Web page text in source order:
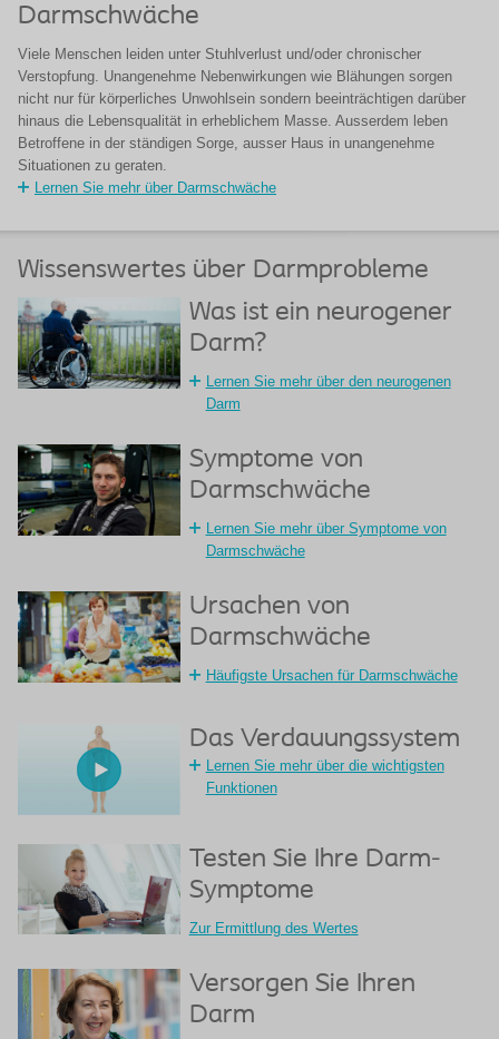
Darmschwäche
Viele Menschen leiden unter Stuhlverlust und/oder chronischer
Verstopfung. Unangenehme Nebenwirkungen wie Blähungen sorgen
nicht nur für körperliches Unwohlsein sondern beeinträchtigen darüber
hinaus die Lebensqualität in erheblichem Masse. Ausserdem leben
Betroffene in der ständigen Sorge, ausser Haus in unangenehme
Situationen zu geraten.
Lernen Sie mehr über Darmschwäche
Wissenswertes über Darmprobleme
Was ist ein neurogener
Darm?
Lernen Sie mehr über den neurogenen
Darm
Symptome von
Darmschwäche
Lernen Sie mehr über Symptome von
Darmschwäche
Ursachen von
Darmschwäche
Häufigste Ursachen für Darmschwäche
Das Verdauungssystem
Lernen Sie mehr über die wichtigsten
Funktionen
Testen Sie Ihre Darm-
Symptome
Zur Ermittlung des Wertes
Versorgen Sie Ihren
Darm